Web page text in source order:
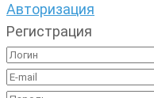
Авторизация
Регистрация